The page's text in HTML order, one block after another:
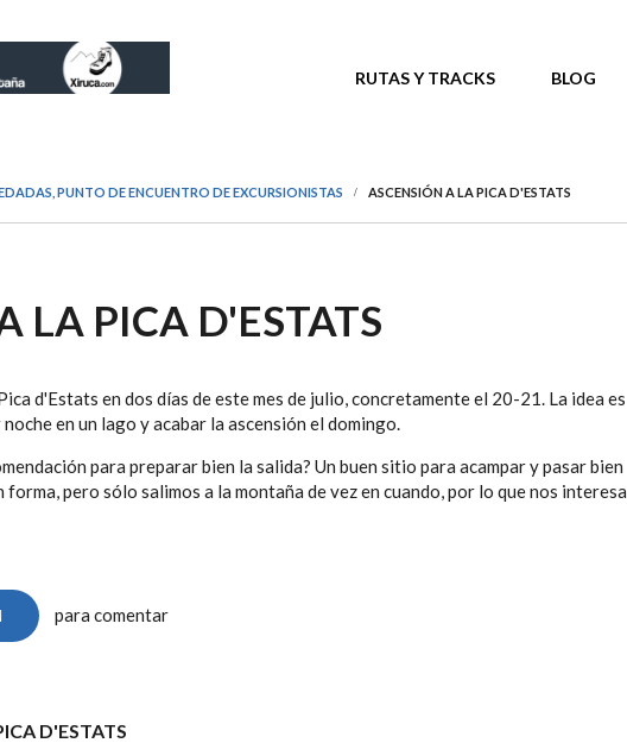
MENÚ PRINCIPAL
RUTAS Y TRACKS BLOG
PUNTO DE ENCUENTRO DE EXCURSIONISTAS ASCENSIÓN A LA PICA D'ESTATS
LA PICA D'ESTATS
d'Estats en dos días de este mes de julio, concretamente el 20-21. La idea es
en un lago y acabar la ascensión el domingo.
para preparar bien la salida? Un buen sitio para acampar y pasar bien
forma, pero sólo salimos a la montaña de vez en cuando, por lo que nos interesa
para comentar
D'ESTATS